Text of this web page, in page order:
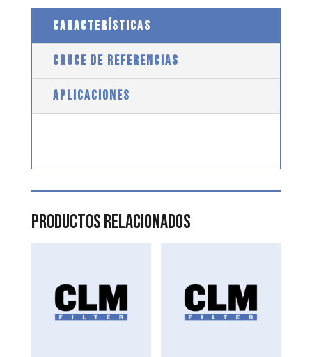
CARACTERÍSTICAS
CRUCE DE REFERENCIAS
APLICACIONES
Productos relacionados